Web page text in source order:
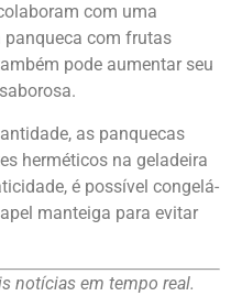
com uma
com frutas
pode aumentar seu
as panquecas
herméticos na geladeira
é possível congelá-
manteiga para evitar
notícias em tempo real.